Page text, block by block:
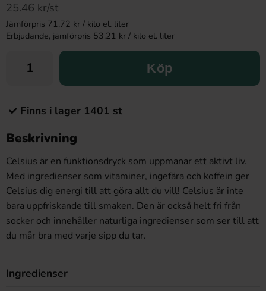
25.46 kr/st
Jämförpris 71.72 kr / kilo el. liter
Erbjudande, jämförpris 53.21 kr / kilo el. liter
Köp
Finns i lager 1401 st
Beskrivning
Celsius är en funktionsdryck som uppmanar ett aktivt liv.
Med ingredienser som vitaminer, ingefära och koffein ger
Celsius dig energi till att göra allt du vill! Celsius är inte
bara uppfriskande till smaken. Den är också helt fri från
socker och innehåller naturliga ingredienser som ser till att
du mår bra med varje sipp du tar.
Ingredienser